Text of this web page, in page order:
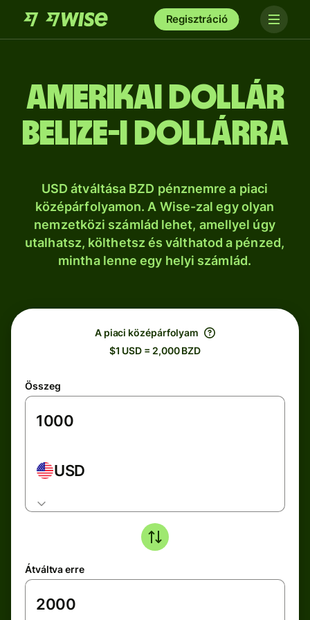
Regisztráció
amerikai dollár
belize-i dollárra
USD átváltása BZD pénznemre a piaci
középárfolyamon. A Wise-zal egy olyan
nemzetközi számlád lehet, amellyel úgy
utalhatsz, költhetsz és válthatod a pénzed,
mintha lenne egy helyi számlád.
A piaci középárfolyam
$1 USD = 2,000 BZD
Összeg
USD
Átváltva erre